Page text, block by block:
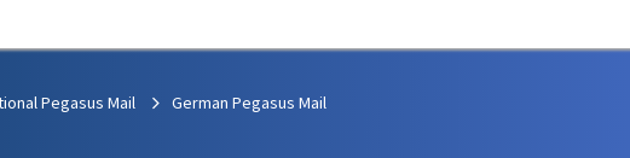
Pegasus Mail German Pegasus Mail